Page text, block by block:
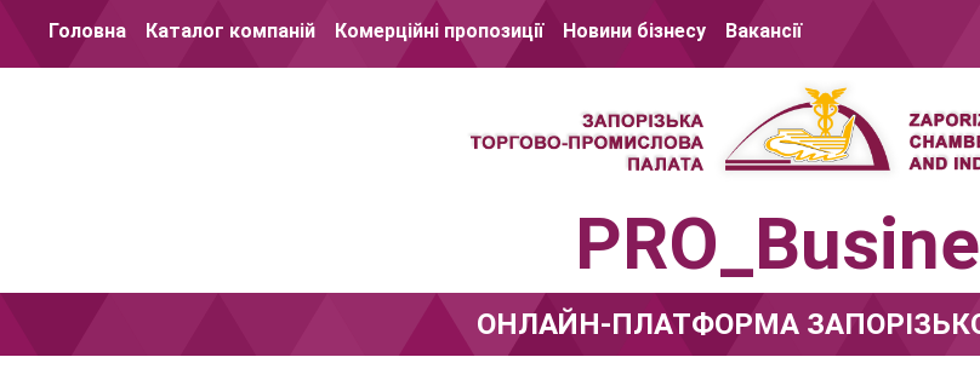
Головна Каталог компаній Комерційні пропозиції Новини бізнесу Вакансії
ОНЛАЙН-ПЛАТФОРМА